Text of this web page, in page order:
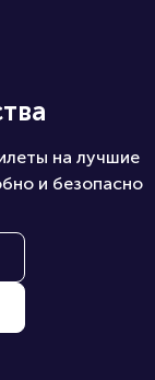
на лучшие
и безопасно